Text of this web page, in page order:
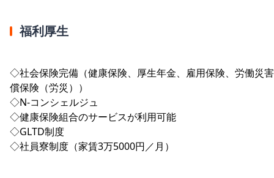
福利厚生
◇社会保険完備（健康保険、厚生年金、雇用保険、労働災
償保険（労災））
◇N-コンシェルジュ
◇健康保険組合のサービスが利用可能
◇GLTD制度
◇社員寮制度（家賃3万5000円／月）